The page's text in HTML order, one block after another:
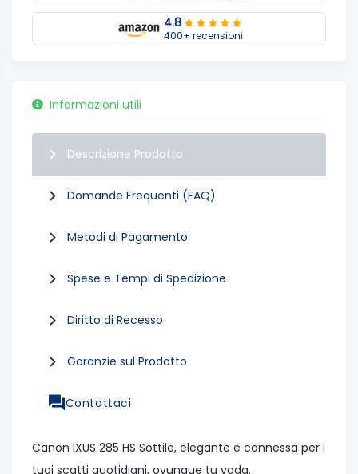
4.8
400+ recensioni
Informazioni utili
Descrizione Prodotto
Domande Frequenti (FAQ)
Metodi di Pagamento
Spese e Tempi di Spedizione
Diritto di Recesso
Garanzie sul Prodotto
Contattaci
Canon IXUS 285 HS Sottile, elegante e connessa per i
tuoi scatti quotidiani, ovunque tu vada.